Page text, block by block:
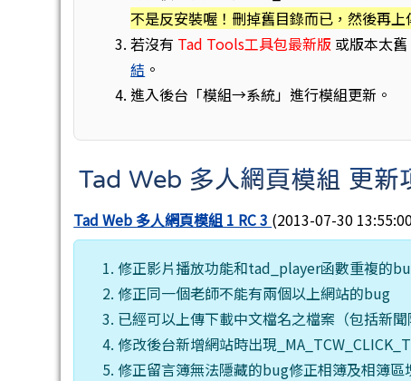
不是反安裝喔！刪掉舊目錄而已，然後再
若沒有 Tad Tools工具包最新版 或版本太
結 。
進入後台「模組→系統」進行模組更新。
Tad Web 多人網頁模組 更新
Tad Web 多人網頁模組 1 RC 3 (2013-07-30
修正影片播放功能和tad_player函數重複的
修正同一個老師不能有兩個以上網站的bug
已經可以上傳下載中文檔名之檔案（包括新聞
修改後台新增網站時出現
修正留言簿無法隱藏的bug修正相簿及相簿